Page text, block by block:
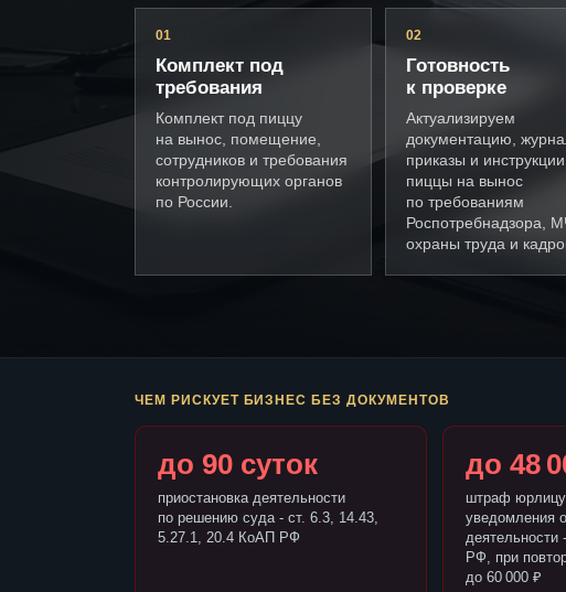
01
Комплект под
требования
Комплект под пиццу
на вынос, помещение,
сотрудников и требования
контролирующих органов
по России.
02
Готовность
к проверке
Актуализируем
документацию,
приказы и
пиццы на вынос
по требованиям
Роспотребнадзора,
охраны труда и
ЧЕМ РИСКУЕТ БИЗНЕС БЕЗ ДОКУМЕНТОВ
до 90 суток
приостановка деятельности
по решению суда - ст. 6.3, 14.43,
5.27.1, 20.4 КоАП РФ
до 48
штраф юрлицу
уведомления
деятельности
РФ, при
до 60 000 ₽